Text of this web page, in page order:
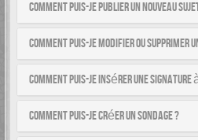
Comment puis-je publier un nouveau
Comment puis-je modifier ou supprimer
Comment puis-je insérer une signature
Comment puis-je créer un sondage ?